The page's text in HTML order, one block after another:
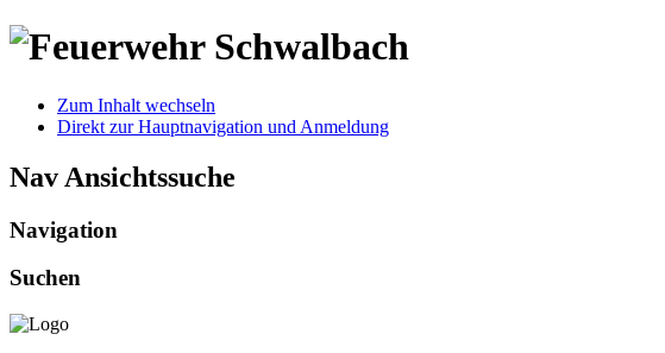
Zum Inhalt wechseln
Direkt zur Hauptnavigation und Anmeldung
Nav Ansichtssuche
Navigation
Suchen